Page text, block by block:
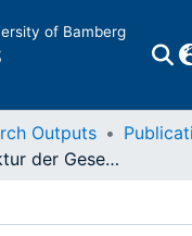
of Bamberg
Outputs
Die Architektur der Gesellschaft : Theorien für die Architektursoziologie